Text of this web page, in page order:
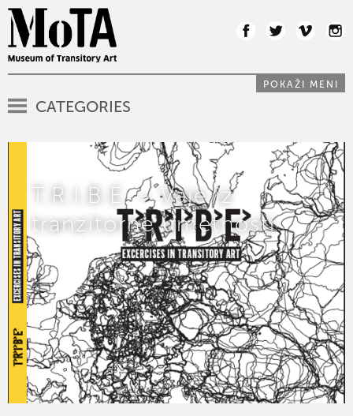
POKAŽI MENI
CATEGORIES
T.R.I.B.E. – Vaje iz
tranzitorne umetnosti